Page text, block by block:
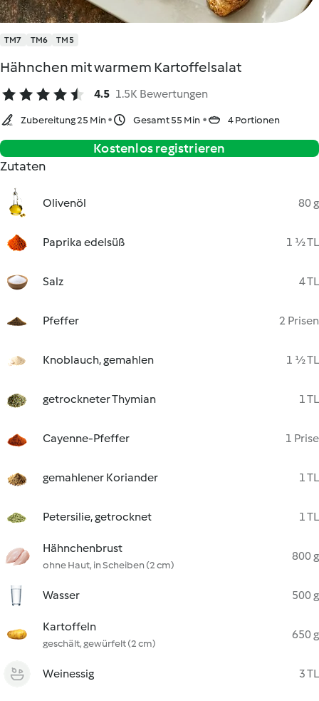
TM7 TM6 TM5
Hähnchen mit warmem Kartoffelsalat
4.5 1.5K Bewertungen
Zubereitung 25 Min Gesamt 55 Min 4 Portionen
Kostenlos registrieren
Zutaten
Olivenöl 80 g
Paprika edelsüß 1 ½ TL
Salz 4 TL
Pfeffer 2 Prisen
Knoblauch, gemahlen 1 ½ TL
getrockneter Thymian 1 TL
Cayenne-Pfeffer 1 Prise
gemahlener Koriander 1 TL
Petersilie, getrocknet 1 TL
Hähnchenbrust
ohne Haut, in Scheiben (2 cm)
800 g
Wasser 500 g
Kartoffeln
geschält, gewürfelt (2 cm)
650 g
Weinessig 3 TL